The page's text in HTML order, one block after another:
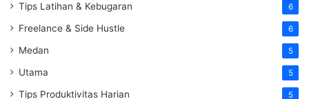
Tips Latihan & Kebugaran 6
Freelance & Side Hustle 6
Medan 5
Utama 5
Tips Produktivitas Harian 5